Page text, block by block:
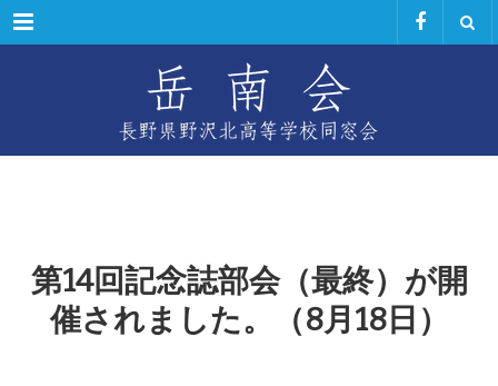
Menu
第14回記念誌部会（最終）が開
催されました。（8月18日）